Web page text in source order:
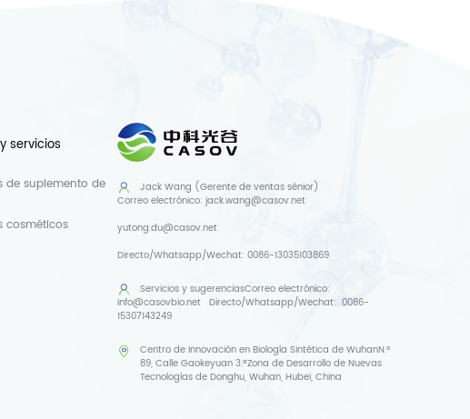
servicios
de suplemento de
cosméticos
Jack Wang (Gerente de ventas sénior)
Correo electrónico:jack.wang@casov.net
yutong.du@casov.net
Directo/Whatsapp/Wechat:0086-13035103869
Servicios y sugerenciasCorreo electrónico:
info@casovbio.net Directo/Whatsapp/Wechat:0086-
15307143249
Centro de Innovación en Biología Sintética de WuhanN.º
89, Calle Gaokeyuan 3.ªZona de Desarrollo de Nuevas
Tecnologías de Donghu, Wuhan, Hubei, China